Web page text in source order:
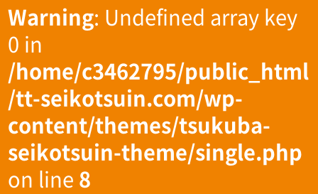
Warning: Undefined array key
0 in
/home/c3462795/public_html
/tt-seikotsuin.com/wp-
content/themes/tsukuba-
seikotsuin-theme/single.php
on line 8